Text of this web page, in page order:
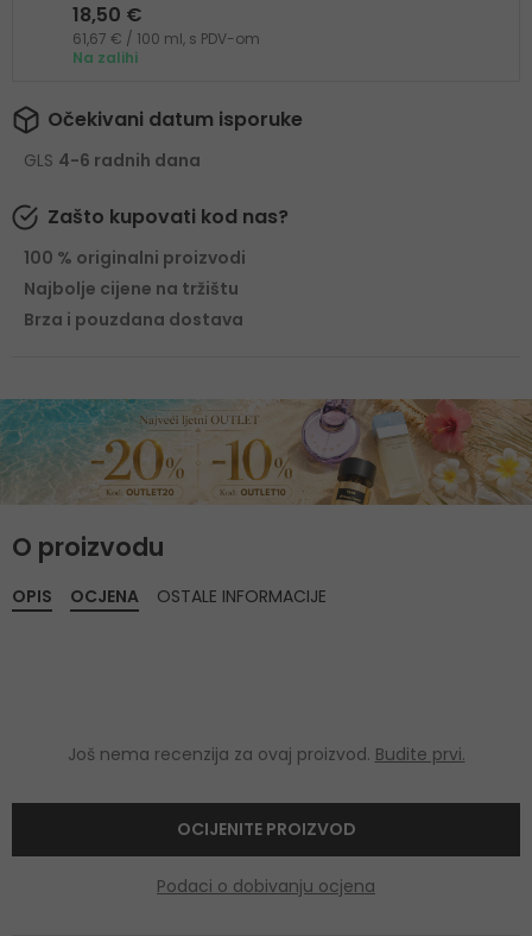
18,50 €
61,67 € / 100 ml, s PDV-om
Na zalihi
Očekivani datum isporuke
GLS 4-6 radnih dana
Zašto kupovati kod nas?
100 % originalni proizvodi
Najbolje cijene na tržištu
Brza i pouzdana dostava
O proizvodu
OPIS OCJENA
Još nema recenzija za ovaj proizvod. Budite prvi.
OCIJENITE PROIZVOD
Podaci o dobivanju ocjena
OSTALE INFORMACIJE